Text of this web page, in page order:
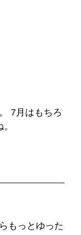
7月はもちろ
もっとゆった